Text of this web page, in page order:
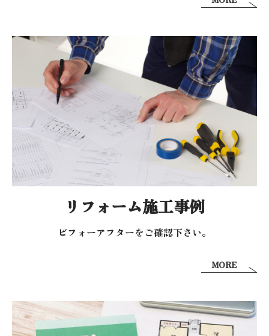
リフォーム施工事例
ビフォーアフターを ご確認下さい。
MORE